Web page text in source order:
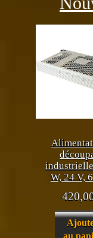
W, 24 V,
au